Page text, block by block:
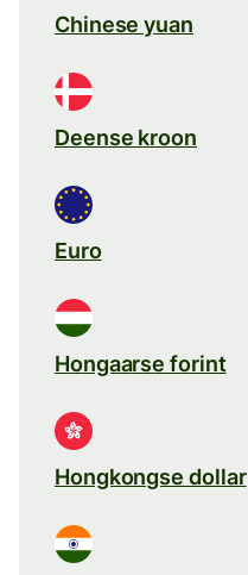
Chinese yuan
Deense kroon
Euro
Hongaarse forint
Hongkongse dollar